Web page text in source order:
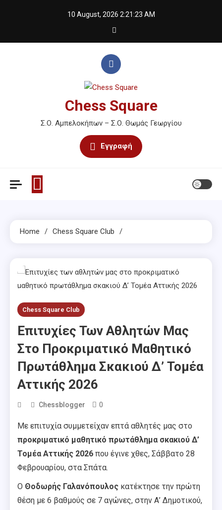
10 August, 2026 2:21:23 AM
Chess Square
Σ.Ο. Αμπελοκήπων – Σ.Ο. Θωμάς Γεωργίου
Εγγραφή
Home Chess Square Club
Chess Square Club
Επιτυχίες Των Αθλητών Μας
Στο Προκριματικό Μαθητικό
Πρωτάθλημα Σκακιού Δ’ Τομέα
Αττικής 2026
Chessblogger 0
Με επιτυχία συμμετείχαν επτά αθλητές μας στο
προκριματικό μαθητικό πρωτάθλημα σκακιού Δ’
Τομέα Αττικής 2026 που έγινε χθες, Σάββατο 28
Φεβρουαρίου, στα Σπάτα.
Ο Θοδωρής Γαλανόπουλος κατέκτησε την πρώτη
θέση με 6 βαθμούς σε 7 αγώνες, στην Α’ Δημοτικού,